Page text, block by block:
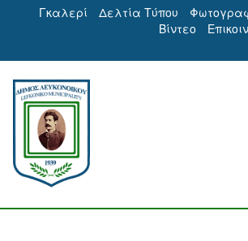
Γκαλερί Δελτία Τύπου
Βίντεο